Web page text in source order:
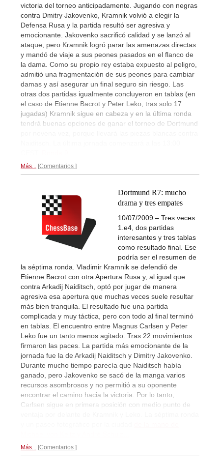
victoria del torneo anticipadamente. Jugando con negras
contra Dmitry Jakovenko, Kramnik volvió a elegir la
Defensa Rusa y la partida resultó ser agresiva y
emocionante. Jakovenko sacrificó calidad y se lanzó al
ataque, pero Kramnik logró parar las amenazas directas
y mandó de viaje a sus peones pasados en el flanco de
la dama. Como su propio rey estaba expuesto al peligro,
admitió una fragmentación de sus peones para cambiar
damas y así asegurar un final seguro sin riesgo. Las
otras dos partidas igualmente concluyeron en tablas (en
el caso de Etienne Bacrot y Peter Leko, tras solo 17
jugadas) Kramnik sigue en cabeza y en la última ronda
tendrá buenas opciones de ganar el torneo de Dortmund
Más... Comentarios
Dortmund R7: mucho
drama y tres empates
10/07/2009 – Tres veces
1.e4, dos partidas
interesantes y tres tablas
como resultado final. Ese
podría ser el resumen de
la séptima ronda. Vladimir Kramnik se defendió de
Etienne Bacrot con otra Apertura Rusa y, al igual que
contra Arkadij Naiditsch, optó por jugar de manera
agresiva esa apertura que muchas veces suele resultar
más bien tranquila. El resultado fue una partida
complicada y muy táctica, pero con todo al final terminó
en tablas. El encuentro entre Magnus Carlsen y Peter
Leko fue un tanto menos agitado. Tras 22 movimientos
firmaron las paces. La partida más emocionante de la
jornada fue la de Arkadij Naiditsch y Dimitry Jakovenko.
Durante mucho tiempo parecía que Naiditsch había
ganado, pero Jakovenko se sacó de la manga varios
recursos asombrosos y no permitió a su oponente
encontrar el camino hacia la victoria. Por lo tanto,
Carlsen sigue en primera posición con medio punto de
Más... Comentarios